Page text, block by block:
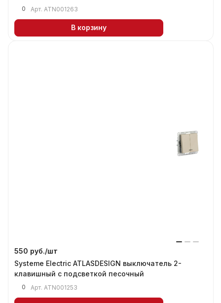
0 Арт. ATN001263
В корзину
550 руб./шт
Systeme Electric ATLASDESIGN выключатель 2-
клавишный с подсветкой песочный
0 Арт. ATN001253